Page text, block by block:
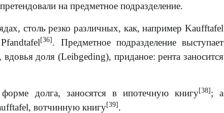
на предметное подразделение.
столь резко различных, как, например Kaufftafel
[36] . Предметное подразделение выступает
доля (Leibgeding), приданое: рента заносится
долга, заносятся в ипотечную книгу[38] ; а
вотчинную книгу[39] .